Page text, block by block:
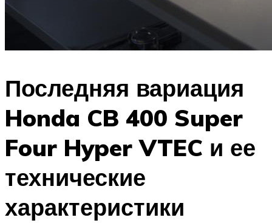
Последняя вариация
Honda CB 400 Super
Four Hyper VTEC и ее
технические
характеристики